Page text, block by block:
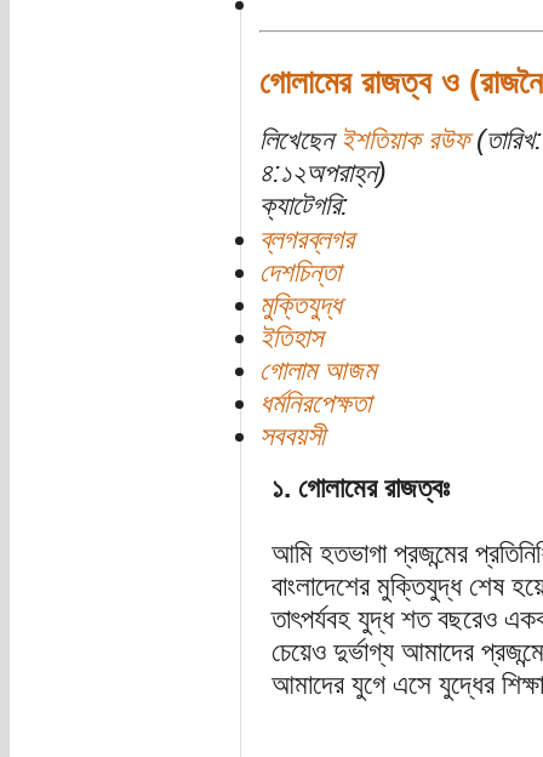
গোলামের রাজত্ব ও
লিখেছেন ইশতিয়াক রউফ
৪:১২অপরাহ্ন)
ক্যাটেগরি:
ব্লগরব্লগর
দেশচিন্তা
মুক্তিযুদ্ধ
ইতিহাস
গোলাম আজম
ধর্মনিরপেক্ষতা
সববয়সী
১. গোলামের রাজত্বঃ
আমি হতভাগা প্রজন্মের
বাংলাদেশের মুক্তিযুদ্ধ শেষ
তাৎপর্যবহ যুদ্ধ শত বছরেও
চেয়েও দুর্ভাগ্য আমাদের
আমাদের যুগে এসে যুদ্ধের